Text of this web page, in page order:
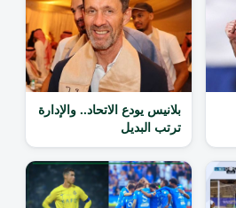
بلانيس يودع الاتحاد.. والإدارة
ترتب البديل